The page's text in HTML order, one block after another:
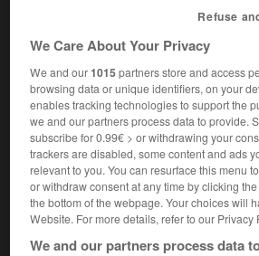
où s'équilibrent les apports de son
de sa formation française. De son
reçoit l'empreinte d'une tradition
deviendra familière et l'inspirera(le
est, en quelque sorte, préparé à
révélation, dès sa quinzième année,
cantates dirigées par Caplet, est à
cessera de vouer à celui qu'il
modèle ». Il compose aussitôt un
Calvaire,où se découvrent déjà les
œuvre future. N'est-ce pas par une
mort de l'auteur du texte fera
Refuse
We Care About Your Privacy
We and our1015partners store and access
browsing data or unique identifiers, on your
enables tracking technologies to support the
we and our partners process data to provide.
subscribe for 0.99€ > or withdrawing your
trackers are disabled, some content and ads
relevant to you. You can resurface this menu
or withdraw consent at any time by clicking
the bottom of the webpage. Your choices will
Website. For more details, refer to our Privacy
We and our partners process data